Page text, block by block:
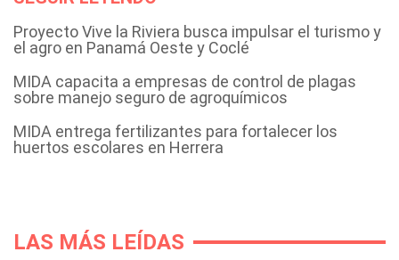
Proyecto Vive la Riviera busca impulsar el turismo y
el agro en Panamá Oeste y Coclé
MIDA capacita a empresas de control de plagas
sobre manejo seguro de agroquímicos
MIDA entrega fertilizantes para fortalecer los
huertos escolares en Herrera
LAS MÁS LEÍDAS